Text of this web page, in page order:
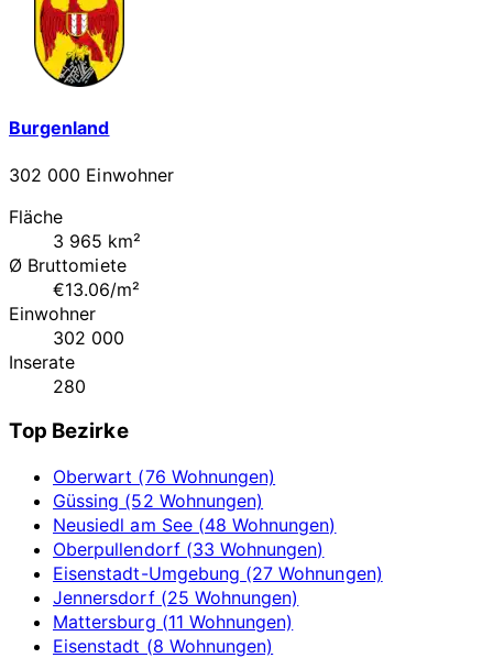
Burgenland
302 000 Einwohner
Fläche
3 965 km²
Ø Bruttomiete
€13.06/m²
Einwohner
302 000
Inserate
280
Top Bezirke
Oberwart (76 Wohnungen)
Güssing (52 Wohnungen)
Neusiedl am See (48 Wohnungen)
Oberpullendorf (33 Wohnungen)
Eisenstadt-Umgebung (27 Wohnungen)
Jennersdorf (25 Wohnungen)
Mattersburg (11 Wohnungen)
Eisenstadt (8 Wohnungen)